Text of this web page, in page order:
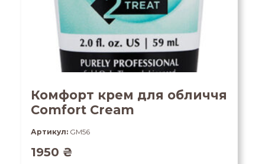
Комфорт крем для обличчя
Comfort Cream
Артикул: GM56
1950 ₴